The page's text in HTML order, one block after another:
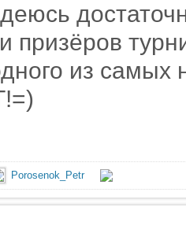
призёров
из самых
Porosenok_Petr